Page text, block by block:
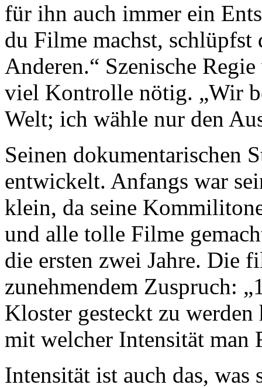
für ihn auch immer ein
du Filme machst,
Anderen.“ Szenische
viel Kontrolle nötig. „Wir
Welt; ich wähle nur den
Seinen dokumentarischen
entwickelt. Anfangs war
klein, da seine
und alle tolle Filme
die ersten zwei Jahre. Die
zunehmendem Zuspruch:
Kloster gesteckt zu
mit welcher Intensität man
Intensität ist auch das, was